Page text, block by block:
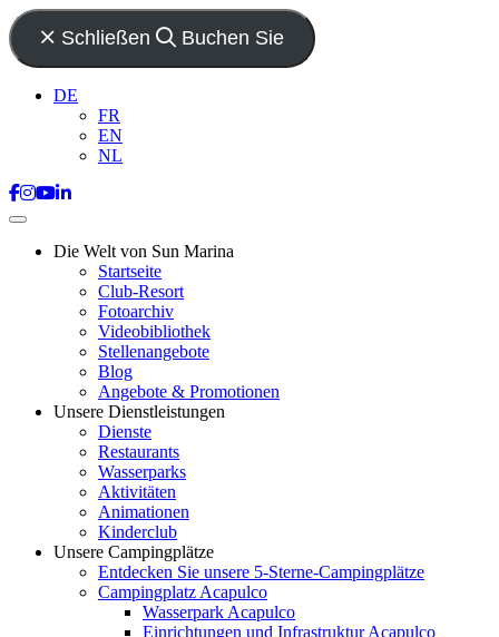
Schließen Buchen Sie
DE
FR
EN
NL
Die Welt von Sun Marina
Startseite
Club-Resort
Fotoarchiv
Videobibliothek
Stellenangebote
Blog
Angebote & Promotionen
Unsere Dienstleistungen
Dienste
Restaurants
Wasserparks
Aktivitäten
Animationen
Kinderclub
Unsere Campingplätze
Entdecken Sie unsere 5-Sterne-Campingplätze
Campingplatz Acapulco
Wasserpark Acapulco
Einrichtungen und Infrastruktur Acapulco